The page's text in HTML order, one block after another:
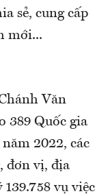
sẻ, cung cấp
mới...
Văn
389 Quốc gia
2022, các
đơn vị, địa
vụ việc